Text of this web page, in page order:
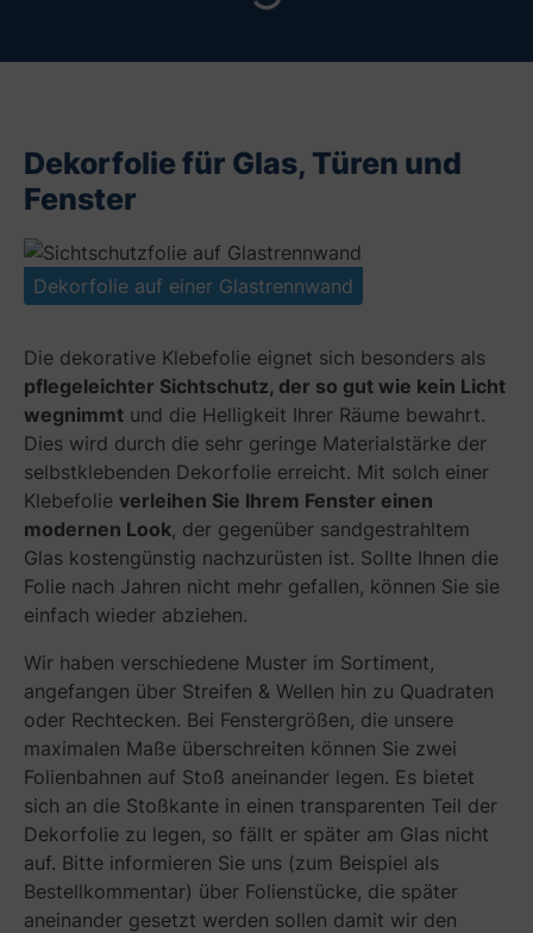
Dekorfolie für Glas, Türen und
Fenster
Dekorfolie auf einer Glastrennwand
Die dekorative Klebefolie eignet sich besonders als
pflegeleichter Sichtschutz, der so gut wie kein Licht
wegnimmt und die Helligkeit Ihrer Räume bewahrt.
Dies wird durch die sehr geringe Materialstärke der
selbstklebenden Dekorfolie erreicht. Mit solch einer
Klebefolie verleihen Sie Ihrem Fenster einen
modernen Look, der gegenüber sandgestrahltem
Glas kostengünstig nachzurüsten ist. Sollte Ihnen die
Folie nach Jahren nicht mehr gefallen, können Sie sie
einfach wieder abziehen.
Wir haben verschiedene Muster im Sortiment,
angefangen über Streifen & Wellen hin zu Quadraten
oder Rechtecken. Bei Fenstergrößen, die unsere
maximalen Maße überschreiten können Sie zwei
Folienbahnen auf Stoß aneinander legen. Es bietet
sich an die Stoßkante in einen transparenten Teil der
Dekorfolie zu legen, so fällt er später am Glas nicht
auf. Bitte informieren Sie uns (zum Beispiel als
Bestellkommentar) über Folienstücke, die später
aneinander gesetzt werden sollen damit wir den